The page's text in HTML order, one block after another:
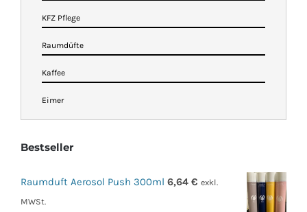
KFZ Pflege
Raumdüfte
Kaffee
Eimer
Bestseller
Raumduft Aerosol Push 300ml 6,64 € exkl.
MWSt.